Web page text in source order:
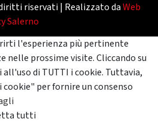
riservati | Realizzato daWeb
Salerno
l'esperienza più pertinente
nelle prossime visite. Cliccando su
di TUTTI i cookie. Tuttavia,
per fornire un consenso
tutti